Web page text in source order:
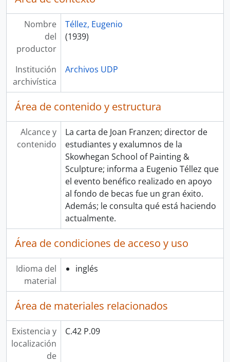
Nombre
del
productor
Téllez, Eugenio
(1939)
Institución
archivística
Archivos UDP
Área de contenido y estructura
Alcance y
contenido
La carta de Joan Franzen; director de
estudiantes y exalumnos de la
Skowhegan School of Painting &
Sculpture; informa a Eugenio Téllez que
el evento benéfico realizado en apoyo
al fondo de becas fue un gran éxito.
Además; le consulta qué está haciendo
actualmente.
Área de condiciones de acceso y uso
Idioma del
material
inglés
Área de materiales relacionados
Existencia y
localización
de
C.42 P.09